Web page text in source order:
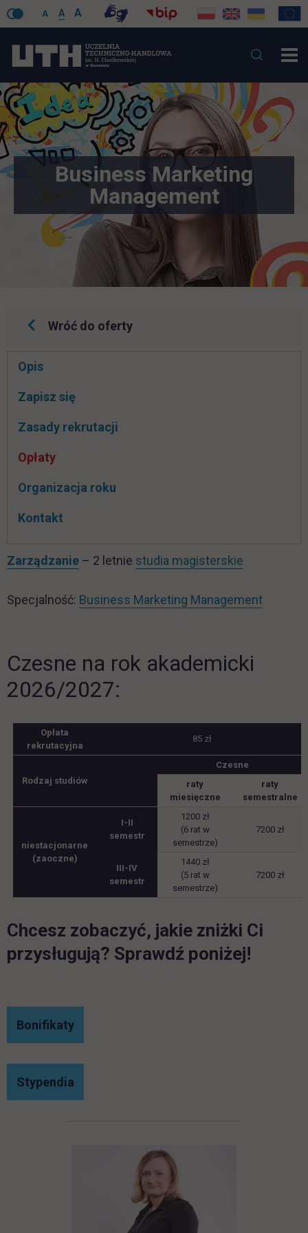
A A A
Business Marketing
Management
Wróć do oferty
Pomiń
Opis
Zapisz się
Zasady rekrutacji
Opłaty
Organizacja roku
Kontakt
Zarządzanie – 2 letnie studia magisterskie
Specjalność: Business Marketing Management
Czesne na rok akademicki
2026/2027:
Opłata
rekrutacyjna
85 zł
Rodzaj studiów
Czesne
raty
miesięczne
raty
semestralne
niestacjonarne
(zaoczne)
I-II
semestr
1200 zł
(6 rat w
semestrze)
7200 zł
III-IV
semestr
1440 zł
(5 rat w
semestrze)
7200 zł
Chcesz zobaczyć, jakie zniżki Ci
przysługują? Sprawdź poniżej!
Bonifikatylink otwiera się w nowej karcie
Stypendia